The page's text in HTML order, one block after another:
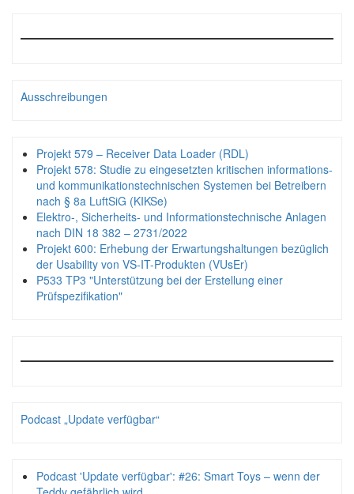
Ausschreibungen
Projekt 579 – Receiver Data Loader (RDL)
Projekt 578: Studie zu eingesetzten kritischen informations-
und kommunikationstechnischen Systemen bei Betreibern
nach § 8a LuftSiG (KIKSe)
Elektro-, Sicherheits- und Informationstechnische Anlagen
nach DIN 18 382 – 2731/2022
Projekt 600: Erhebung der Erwartungshaltungen bezüglich
der Usability von VS-IT-Produkten (VUsEr)
P533 TP3 "Unterstützung bei der Erstellung einer
Prüfspezifikation"
Podcast „Update verfügbar“
Podcast 'Update verfügbar': #26: Smart Toys – wenn der